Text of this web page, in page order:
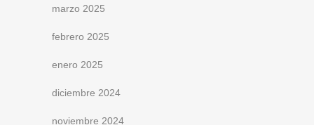
marzo 2025
febrero 2025
enero 2025
diciembre 2024
noviembre 2024